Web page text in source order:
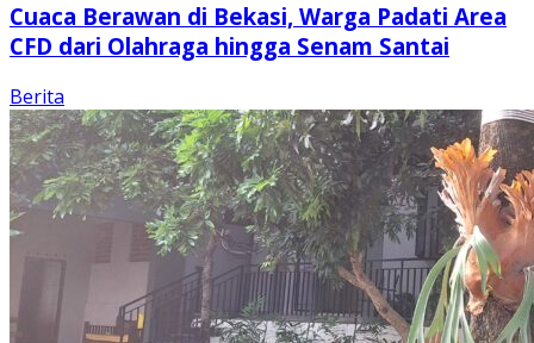
Cuaca Berawan di Bekasi, Warga Padati Area
CFD dari Olahraga hingga Senam Santai
Berita